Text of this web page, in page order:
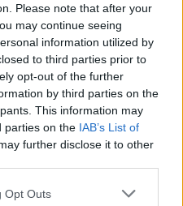
Please note that after your
may continue seeing
information utilized by
to third parties prior to
opt-out of the further
by third parties on the
This information may
parties on the IAB’s List of
further disclose it to other
Opt Outs
20 in Sala
L’Unicef si
"Alessandria"